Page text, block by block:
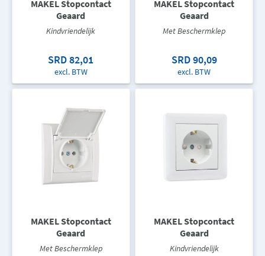
MAKEL Stopcontact
Geaard
Kindvriendelijk
SRD 82,01
excl. BTW
MAKEL Stopcontact
Geaard
Met Beschermklep
SRD 90,09
excl. BTW
MAKEL Stopcontact
Geaard
Met Beschermklep
MAKEL Stopcontact
Geaard
Kindvriendelijk